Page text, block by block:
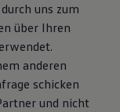
uns zum
über Ihren
anderen
schicken
und nicht